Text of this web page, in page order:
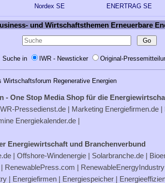
Nordex SE ENERTRAG SE
und Wirtschaftsthemen Erneuerbare
Suche in IWR - Newsticker Original-
Regenerative Energien
- One Stop Media Shop für die
Pressedienst.de | Marketing Energiefirmen.de |
Energiekalender.de |
Energiewirtschaft und Branchenverbund
| Offshore-Windenergie | Solarbranche.de |
| RenewablePress.com | RenewableEnergyIndustry
| Energiefirmen | Energiespeicher |